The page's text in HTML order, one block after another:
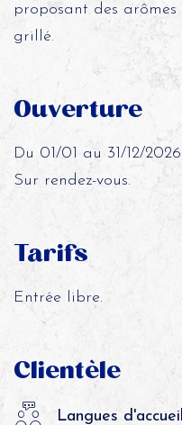
proposant des
grillé.
Ouverture
Du 01/01 au 31/12/
Sur rendez-vous.
Tarifs
Entrée libre.
Clientèle
Langues